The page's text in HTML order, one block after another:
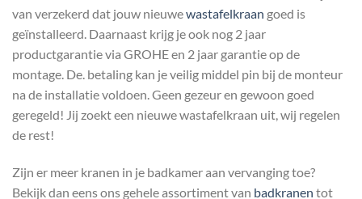
van verzekerd dat jouw nieuwewastafelkraan goed is
geïnstalleerd. Daarnaast krijg je ook nog 2 jaar
productgarantie via GROHE en 2 jaar garantie op de
montage. De. betaling kan je veilig middel pin bij de monteur
na de installatie voldoen. Geen gezeur en gewoon goed
geregeld! Jij zoekt een nieuwe wastafelkraan uit, wij regelen
de rest!
Zijn er meer kranen in je badkamer aan vervanging toe?
Bekijk dan eens ons gehele assortiment van badkranen tot